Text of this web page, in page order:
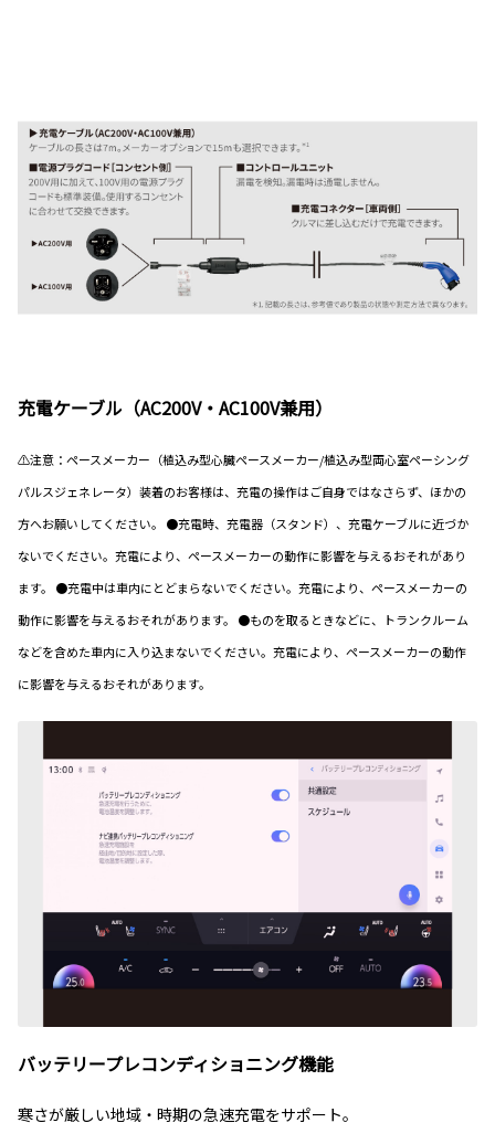
充電ケーブル（AC200V・AC100V兼用）
⚠注意：ペースメーカー（植込み型心臓ペースメーカー/植込み型両心室ペーシング
パルスジェネレータ）装着のお客様は、充電の操作はご自身ではなさらず、ほかの
方へお願いしてください。 ●充電時、充電器（スタンド）、充電ケーブルに近づか
ないでください。充電により、ペースメーカーの動作に影響を与えるおそれがあり
ます。 ●充電中は車内にとどまらないでください。充電により、ペースメーカーの
動作に影響を与えるおそれがあります。 ●ものを取るときなどに、トランクルーム
などを含めた車内に入り込まないでください。充電により、ペースメーカーの動作
に影響を与えるおそれがあります。
バッテリープレコンディショニング機能
寒さが厳しい地域・時期の急速充電をサポート。